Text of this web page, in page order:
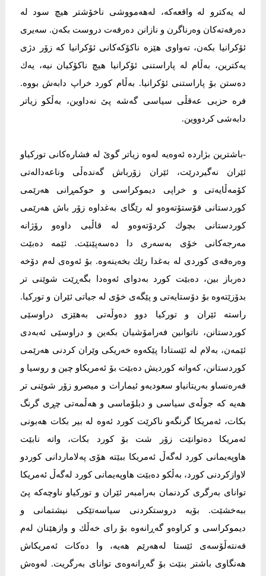
لە یەكترو لە واقعەكە، لەهەمووشی ناخۆشتر هیچ سود لە
دەرفەتەكان وەرناگرن و نازانن دەرفەت دروست بكەن. سەیری
ئۆكرانیا بكەن، تەواوی هێزە ناكۆكەكانی ئۆكرانیا كە زۆر دژی
یەكترین، بەڵام لە پاراستنی ئۆكرانیا هیچ ناكۆكیان نیە، یەك
دەستن بۆ پاراستنی ئۆكرانیا. بەڵام كورد خراپ دابەش بووە.
فرە حزبی عەقڵی سیاسی گەشە پێ نەداوین، بەڵكو زیاتر
دابەشی كردووین.
-باشترین بژاردە ئەوەیە لەوە زیاتر گوێ لە فشارەكانی توركیاو
ئێران نەگیردرێت، ئێران زۆرباش گەندەڵی وناعەدالەتی
كۆمەڵایەتی و خراپی دیموكراسی و حوكمڕانی هەرێمی
كوردستانی قۆستۆتەوەو لە رێگای بەغداوە زۆر باش هەرێمی
كوردستانی بچوك كردۆتەوەو لە قاڵبی داوەو رۆژانە
مەرجەكانی خۆی بەسەری دا دەسەپێنێت. ئێمە دەبێت
وەرەقەی كوردی لە بەغدا رێك بخەینەوە. بۆ ئەوەی لەم دۆخە
دەرباز بین، دەبێت كورد بەدوای ئەوەدا بگەڕێت شوێنی تر
بدۆزێتەوە بۆ دۆستایەتی و پێگەی خۆی لە جیاتی ئێران و توركیا.
راستە ئێران و توركیا دوو دەوڵەتی بەهێزی دراوسێی
كوردستانن، ناتوانین فەرامۆشیان بكەین و دراوسێی ئەبەدی
ئێمەن، بەلام لە ئێستادا پێكەوە خەریكی وێران كردنی هەرێمی
كوردستانن، كەواتە كوردیش دەبێت بۆ ئەمریكاو چین و روسیا و
فەرەنساو بەریتانیاو سعودیەو ئیمارات و میصرو زۆر شوێنی تر
هەیە كە جوڵەی سیاسی و دبلۆماسی و هەڵمەتی چڕی گرنگ
بكات، ئەمریكا گرنگەو ناكرێت كورد ئەوە لە بیر بكات هەبونی
ئەمریكا دەتوانێت زۆر شت بۆ كورد بكات، واتە نابێت
هاوپەیمانی كورد لەگەڵ ئەمریكا ببێتە هۆی پەلاماردانی كوردو
لاوازكردنی كورد، بەڵكو دەبێت هاوپەیمانی كورد لەگەڵ ئەمریكا
توانای بەرگری كردنمان بەرامبەر ئێران و توركیاو ناوچەكە پێ
ببەخشێت. بۆیە دروستكردنی سیاسەتێكی نیشتمانی و
دیموكراسی و كراوەو گەڕانەوە بۆ رای خەڵك و وازهێنان لەم
فەنتەڵۆسەی ئێستا لەهەرێم هەیە، وا دەكات ئەمریكاش
هەنگاوی باشتر بنێت بۆ گەڕانەوەی توانای بەرگریت. لەوەش